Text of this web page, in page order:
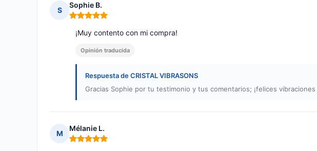
S
Sophie B.
Nota: 5 de 5
¡Muy contento con mi compra!
Opinión traducida
Respuesta de CRISTAL VIBRASONS
Gracias Sophie por tu testimonio y tus comentarios; ¡felices vibraciones
M
Mélanie L.
Nota: 5 de 5